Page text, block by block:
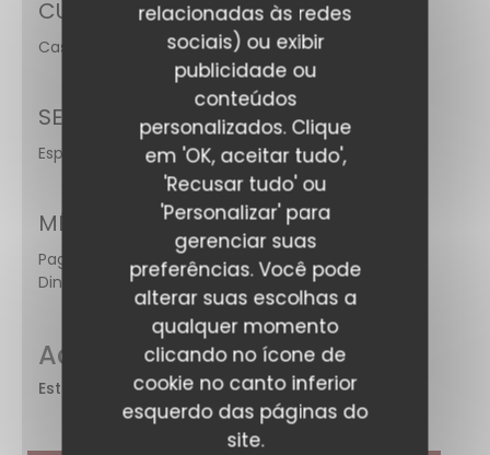
relacionadas às redes
sociais) ou exibir
publicidade ou
conteúdos
personalizados. Clique
em 'OK, aceitar tudo',
'Recusar tudo' ou
'Personalizar' para
gerenciar suas
preferências. Você pode
alterar suas escolhas a
qualquer momento
clicando no ícone de
cookie no canto inferior
esquerdo das páginas do
site.
CULINÁRIA
Caseiro
SERVIÇOS
Esplanada
MÉTODOS DE PAGAMENTO
Pagamento sem contato, Eurocard/Mastercard,
Dinheiro, Visa, Cartão Azul
Acesso
Estacionamento
à
proximité